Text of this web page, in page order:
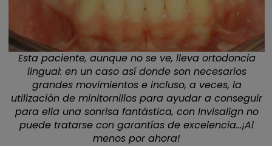
Esta paciente, aunque no se ve, lleva ortodoncia
lingual: en un caso así donde son necesarios
grandes movimientos e incluso, a veces, la
utilización de minitornillos para ayudar a conseguir
para ella una sonrisa fantástica, con Invisalign no
puede tratarse con garantías de excelencia…¡Al
menos por ahora!